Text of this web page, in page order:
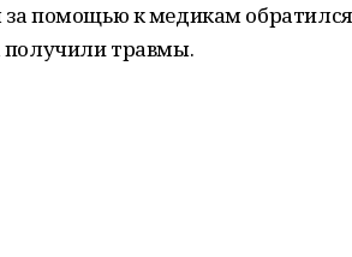
за помощью к медикам
получили травмы.